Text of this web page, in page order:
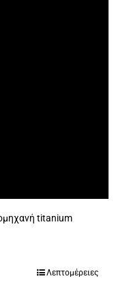
titanium
Λεπτομέρειες